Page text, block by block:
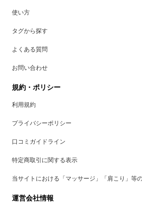
使い方
タグから探す
よくある質問
お問い合わせ
規約・ポリシー
利用規約
プライバシーポリシー
口コミガイドライン
特定商取引に関する表示
当サイトにおける「マッサージ」「肩こり」等
運営会社情報